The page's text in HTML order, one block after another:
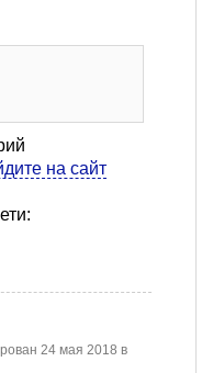
на сайт
24 мая 2018 в